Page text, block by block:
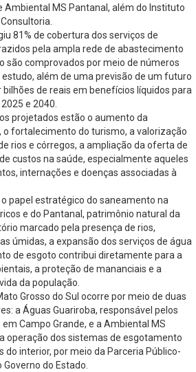
Ambiental MS Pantanal, além do Instituto
81% de cobertura dos serviços de
pela ampla rede de abastecimento
são comprovados por meio de números
além de uma previsão de um futuro
de reais em benefícios líquidos para
e 2040.
projetados estão o aumento da
fortalecimento do turismo, a valorização
rios e córregos, a ampliação da oferta de
custos na saúde, especialmente aqueles
internações e doenças associadas à
papel estratégico do saneamento na
e do Pantanal, patrimônio natural da
marcado pela presença de rios,
úmidas, a expansão dos serviços de água
de esgoto contribui diretamente para a
a proteção de mananciais e a
da população.
Grosso do Sul ocorre por meio de duas
a Águas Guariroba, responsável pelos
Campo Grande, e a Ambiental MS
operação dos sistemas de esgotamento
do interior, por meio da Parceria Público-
do Estado.